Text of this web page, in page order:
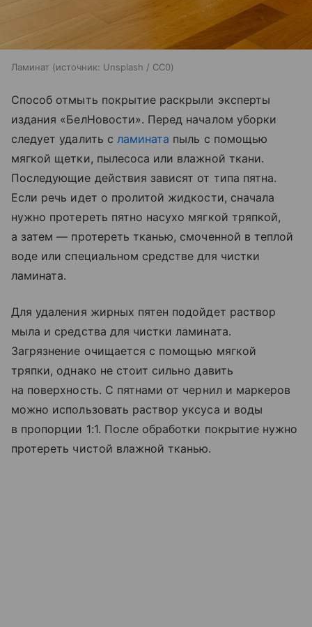
Ламинат источник: Unsplash / CC0
Способ отмыть покрытие раскрыли эксперты
издания «БелНовости». Перед началом уборки
следует удалить с ламината пыль с помощью
мягкой щетки, пылесоса или влажной ткани.
Последующие действия зависят от типа пятна.
Если речь идет о пролитой жидкости, сначала
нужно протереть пятно насухо мягкой тряпкой,
а затем — протереть тканью, смоченной в теплой
воде или специальном средстве для чистки
ламината.
Для удаления жирных пятен подойдет раствор
мыла и средства для чистки ламината.
Загрязнение очищается с помощью мягкой
тряпки, однако не стоит сильно давить
на поверхность. С пятнами от чернил и маркеров
можно использовать раствор уксуса и воды
в пропорции 1:1. После обработки покрытие нужно
протереть чистой влажной тканью.